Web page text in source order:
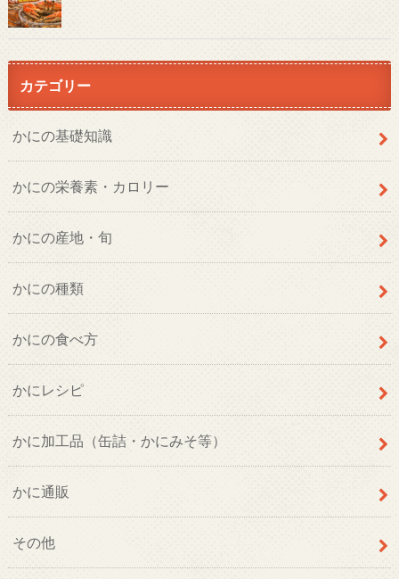
カテゴリー
かにの基礎知識
かにの栄養素・カロリー
かにの産地・旬
かにの種類
かにの食べ方
かにレシピ
かに加工品（缶詰・かにみそ等）
かに通販
その他